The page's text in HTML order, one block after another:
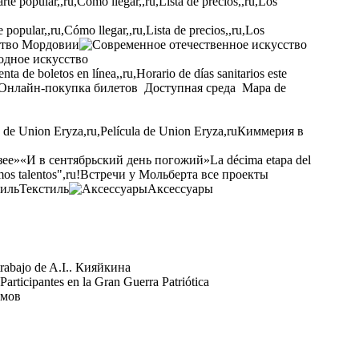
llegar,,ru,Lista de precios,,ru,Los
Мордовии
искусство
de boletos en línea,,ru,Horario de días sanitarios este
покупка билетов Доступная среда Mapa de
Union Eryza,ru,Película de Union Eryza,ruКиммерия в
«И в сентябрьский день погожий»La décima etapa del
talentos",ru!Встречи у Мольберта все проекты
Текстиль
Аксессуары
de A.I.. Кияйкина
en la Gran Guerra Patriótica